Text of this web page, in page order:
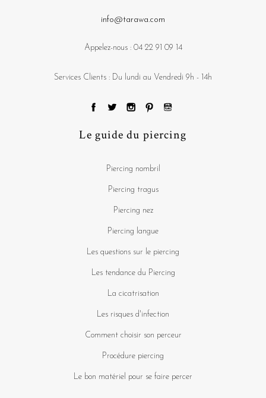
info@tarawa.com
Appelez-nous : 04 22 91 09 14
Services Clients : Du lundi au Vendredi 9h - 14h
Le guide du piercing
Piercing nombril
Piercing tragus
Piercing nez
Piercing langue
Les questions sur le piercing
Les tendance du Piercing
La cicatrisation
Les risques d'infection
Comment choisir son perceur
Procédure piercing
Le bon matériel pour se faire percer